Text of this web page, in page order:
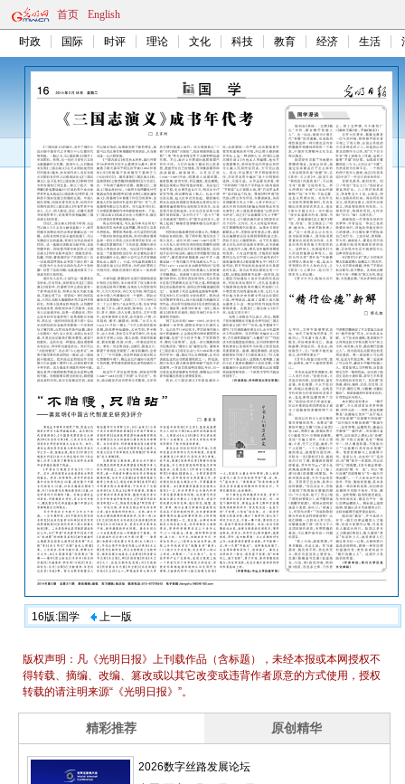
首页 English
时政 国际 时评 理论 文化 科技 教育 经济 生活
16版:国学 上一版